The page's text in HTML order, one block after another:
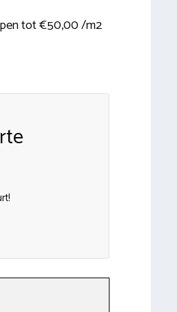
tot €50,00 /m2